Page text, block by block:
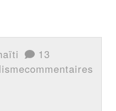
13
commentaires